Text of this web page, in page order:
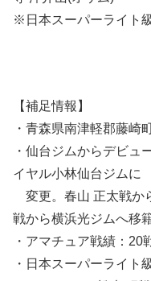
※日本スーパーライト
【補足情報】
・青森県南津軽郡藤崎
・仙台ジムからデビュ
イヤル小林仙台ジムに
変更。春山 正太戦か
戦から横浜光ジムへ移
・アマチュア戦績：20
・日本スーパーライト